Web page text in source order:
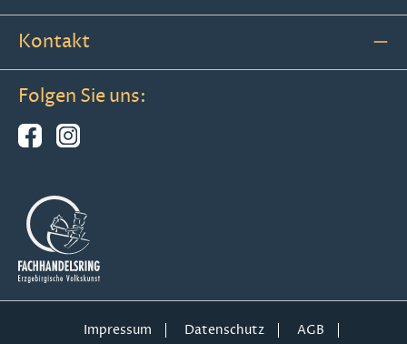
Kontakt
Folgen Sie uns:
Impressum Datenschutz AGB